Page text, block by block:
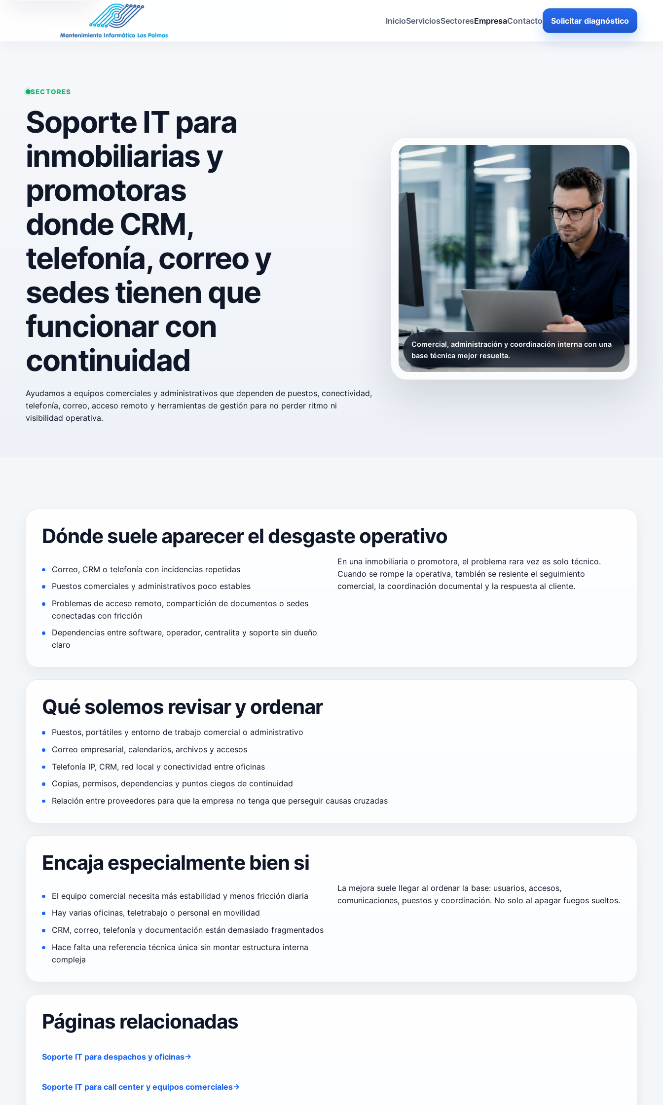
InicioServiciosSectoresEmpresaContacto Solicitar diagnóstico
SECTORES
Soporte IT para
inmobiliarias y
promotoras
donde CRM,
telefonía, correo y
sedes tienen que
funcionar con
continuidad
Ayudamos a equipos comerciales y administrativos que dependen de puestos, conectividad,
telefonía, correo, acceso remoto y herramientas de gestión para no perder ritmo ni
visibilidad operativa.
Comercial, administración y coordinación interna con una
base técnica mejor resuelta.
Dónde suele aparecer el desgaste operativo
Correo, CRM o telefonía con incidencias repetidas
Puestos comerciales y administrativos poco estables
Problemas de acceso remoto, compartición de documentos o sedes
conectadas con fricción
Dependencias entre software, operador, centralita y soporte sin dueño
claro
En una inmobiliaria o promotora, el problema rara vez es solo técnico.
Cuando se rompe la operativa, también se resiente el seguimiento
comercial, la coordinación documental y la respuesta al cliente.
Qué solemos revisar y ordenar
Puestos, portátiles y entorno de trabajo comercial o administrativo
Correo empresarial, calendarios, archivos y accesos
Telefonía IP, CRM, red local y conectividad entre oficinas
Copias, permisos, dependencias y puntos ciegos de continuidad
Relación entre proveedores para que la empresa no tenga que perseguir causas cruzadas
Encaja especialmente bien si
El equipo comercial necesita más estabilidad y menos fricción diaria
Hay varias oficinas, teletrabajo o personal en movilidad
CRM, correo, telefonía y documentación están demasiado fragmentados
Hace falta una referencia técnica única sin montar estructura interna
compleja
La mejora suele llegar al ordenar la base: usuarios, accesos,
comunicaciones, puestos y coordinación. No solo al apagar fuegos sueltos.
Páginas relacionadas
Soporte IT para despachos y oficinas
Soporte IT para call center y equipos comerciales